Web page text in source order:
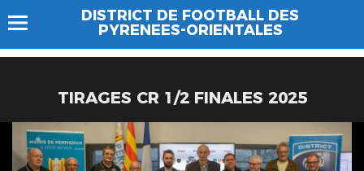
DISTRICT DE FOOTBALL DES
PYRENEES-ORIENTALES
TIRAGES CR 1/2 FINALES 2025